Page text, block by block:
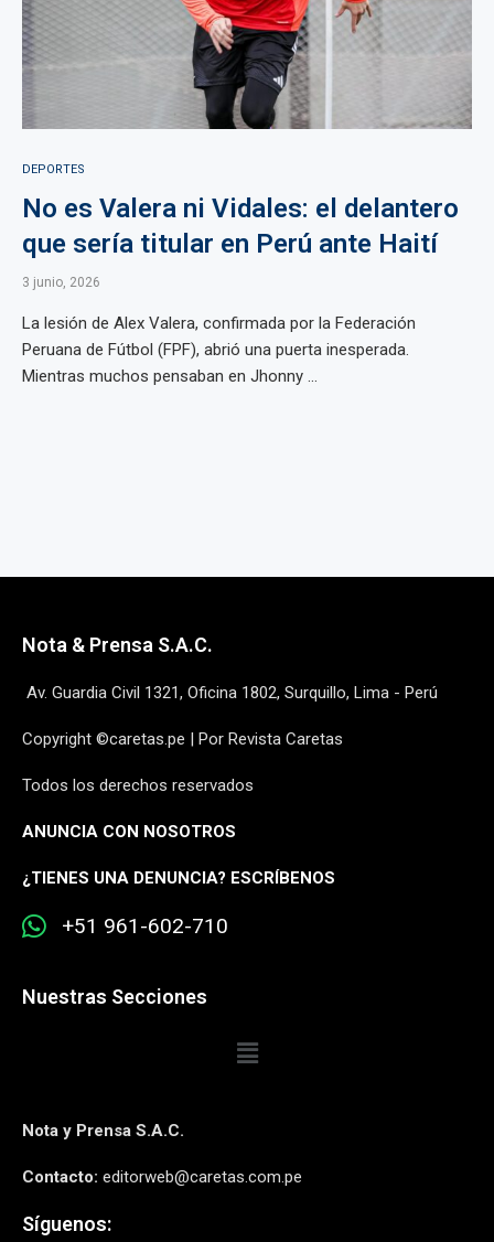
DEPORTES
No es Valera ni Vidales: el delantero
que sería titular en Perú ante Haití
3 junio, 2026
La lesión de Alex Valera, confirmada por la Federación
Peruana de Fútbol (FPF), abrió una puerta inesperada.
Mientras muchos pensaban en Jhonny ...
Nota & Prensa S.A.C.
Av. Guardia Civil 1321, Oficina 1802, Surquillo, Lima - Perú
Copyright ©caretas.pe | Por Revista Caretas
Todos los derechos reservados
ANUNCIA CON NOSOTROS
¿TIENES UNA DENUNCIA? ESCRÍBENOS
+51 961-602-710
Nuestras Secciones
Nota y Prensa S.A.C.
Contacto: editorweb@caretas.com.pe
Síguenos: